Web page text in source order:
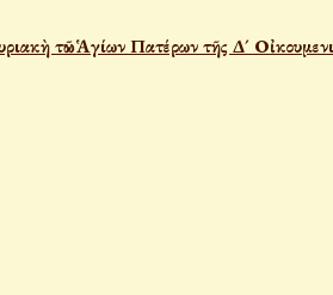
τῶν Ἁγίων Πατέρων τῆς Δ´